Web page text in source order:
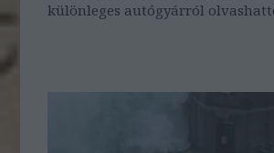
különleges autógyárról